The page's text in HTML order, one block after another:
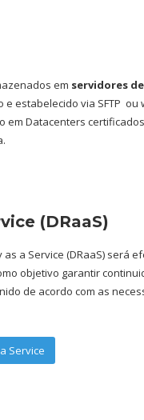
em servidores
estabelecido via SFTP
Datacenters
(DRaaS)
a Service (DRaaS) será
objetivo garantir
de acordo com as
Service